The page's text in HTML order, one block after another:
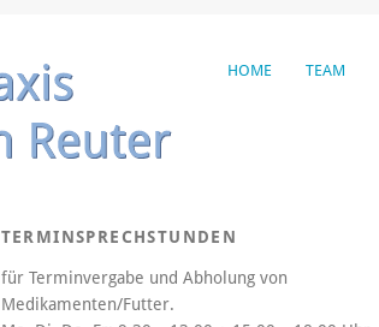
HOME TEAM
TERMINSPRECHSTUNDEN
für Terminvergabe und Abholung von
Medikamenten/Futter.